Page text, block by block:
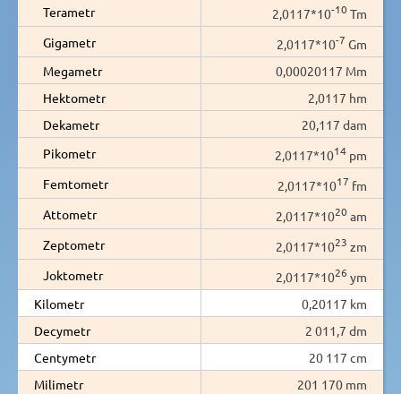
Terametr
2,0117*10-10 Tm
Gigametr
2,0117*10-7 Gm
Megametr
0,00020117 Mm
Hektometr
2,0117 hm
Dekametr
20,117 dam
Pikometr
2,0117*1014 pm
Femtometr
2,0117*1017 fm
Attometr
2,0117*1020 am
Zeptometr
2,0117*1023 zm
Joktometr
2,0117*1026 ym
Kilometr
0,20117 km
Decymetr
2 011,7 dm
Centymetr
20 117 cm
Milimetr
201 170 mm